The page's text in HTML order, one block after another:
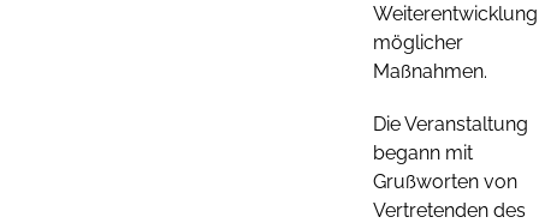
Weiterentwicklung
möglicher
Maßnahmen.
Die Veranstaltung
begann mit
Grußworten von
Vertretenden des